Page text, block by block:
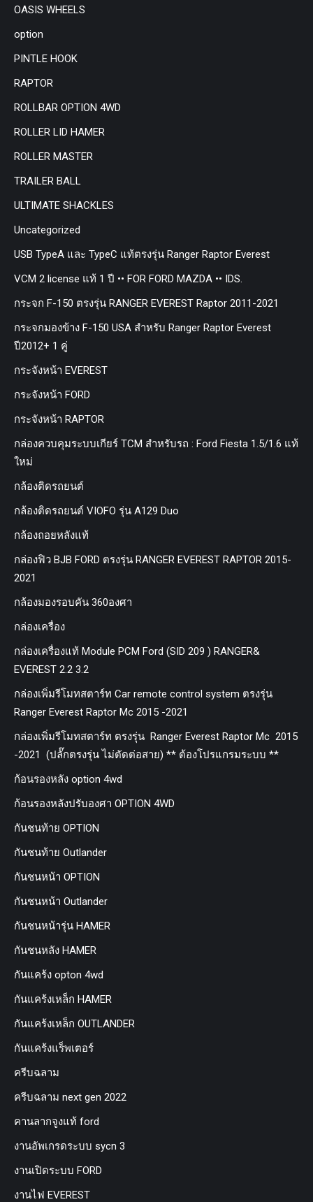
OASIS WHEELS
option
PINTLE HOOK
RAPTOR
ROLLBAR OPTION 4WD
ROLLER LID HAMER
ROLLER MASTER
TRAILER BALL
ULTIMATE SHACKLES
Uncategorized
USB TypeA และ TypeC แท้ตรงรุ่น Ranger Raptor Everest
VCM 2 license แท้ 1 ปี •• FOR FORD MAZDA •• IDS.
กระจก F-150 ตรงรุ่น RANGER EVEREST Raptor 2011-2021
กระจกมองข้าง F-150 USA สำหรับ Ranger Raptor Everest
ปี2012+ 1 คู่
กระจังหน้า EVEREST
กระจังหน้า FORD
กระจังหน้า RAPTOR
กล่องควบคุมระบบเกียร์ TCM สำหรับรถ : Ford Fiesta 1.5/1.6 แท้
ใหม่
กล้องติดรถยนต์
กล้องติดรถยนต์ VIOFO รุ่น A129 Duo
กล้องถอยหลังแท้
กล่องฟิว BJB FORD ตรงรุ่น RANGER EVEREST RAPTOR 2015-
2021
กล้องมองรอบคัน 360องศา
กล่องเครื่อง
กล่องเครื่องแท้ Module PCM Ford (SID 209 ) RANGER&
EVEREST 2.2 3.2
กล่องเพิ่มรีโมทสตาร์ท Car remote control system ตรงรุ่น
Ranger Everest Raptor Mc 2015 -2021
กล่องเพิ่มรีโมทสตาร์ท ตรงรุ่น Ranger Everest Raptor Mc 2015
-2021 (ปลั๊กตรงรุ่น ไม่ตัดต่อสาย) ** ต้องโปรแกรมระบบ **
ก้อนรองหลัง option 4wd
ก้อนรองหลังปรับองศา OPTION 4WD
กันชนท้าย OPTION
กันชนท้าย Outlander
กันชนหน้า OPTION
กันชนหน้า Outlander
กันชนหน้ารุ่น HAMER
กันชนหลัง HAMER
กันแคร้ง opton 4wd
กันแคร้งเหล็ก HAMER
กันแคร้งเหล็ก OUTLANDER
กันแคร้งแร็พเตอร์
ครีบฉลาม
ครีบฉลาม next gen 2022
คานลากจูงแท้ ford
งานอัพเกรดระบบ sycn 3
งานเปิดระบบ FORD
งานไฟ EVEREST